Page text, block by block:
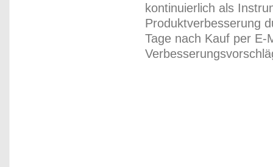
kontinuierlich als
Produktverbesserung
Tage nach Kauf per E-